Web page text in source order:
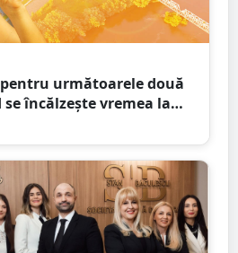
următoarele două
încălzește vremea la